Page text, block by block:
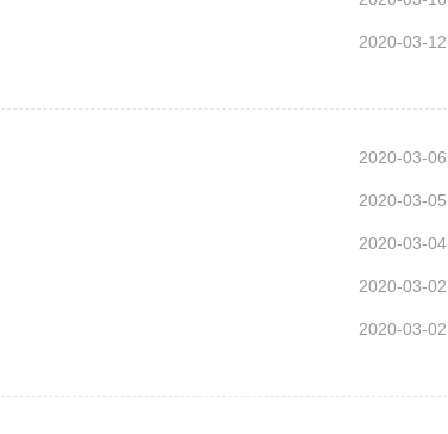
2020-03-12
2020-03-06
2020-03-05
2020-03-04
2020-03-02
2020-03-02